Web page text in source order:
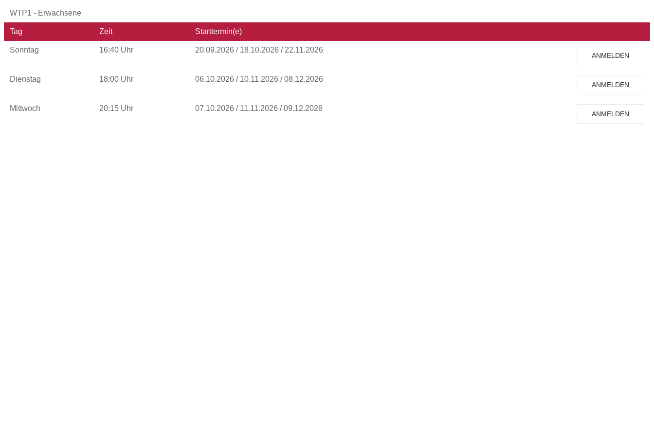
WTP1 - Erwachsene
Tag Zeit Starttermin(e)
Sonntag 16:40 Uhr 20.09.2026 / 18.10.2026 / 22.11.2026
ANMELDEN
Dienstag 18:00 Uhr 06.10.2026 / 10.11.2026 / 08.12.2026
ANMELDEN
Mittwoch 20:15 Uhr 07.10.2026 / 11.11.2026 / 09.12.2026
ANMELDEN